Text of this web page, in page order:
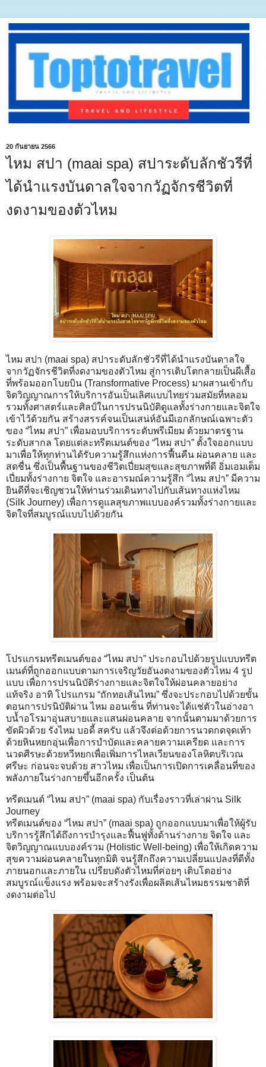
20 กันยายน 2566
ไหม สปา (maai spa) สปาระดับลักชัวรีที่
ได้นำแรงบันดาลใจจากวัฏจักรชีวิตที่
งดงามของตัวไหม
ไหม สปา (maai spa) สปาระดับลักชัวรีที่ได้นำแรงบันดาลใจ
จากวัฏจักรชีวิตที่งดงามของตัวไหม สู่การเติบโตกลายเป็นผีเสื้อ
ที่พร้อมออกโบยบิน (Transformative Process) มาผสานเข้ากับ
จิตวิญญาณการให้บริการอันเป็นเลิศแบบไทยร่วมสมัยที่หลอม
รวมทั้งศาสตร์และศิลป์ในการปรนนิบัติดูแลทั้งร่างกายและจิตใจ
เข้าไว้ด้วยกัน สร้างสรรค์จนเป็นเสน่ห์อันมีเอกลักษณ์เฉพาะตัว
ของ “ไหม สปา” เพื่อมอบบริการระดับพรีเมียม ด้วยมาตรฐาน
ระดับสากล โดยแต่ละทรีตเมนต์ของ “ไหม สปา” ตั้งใจออกแบบ
มาเพื่อให้ทุกท่านได้รับความรู้สึกแห่งการฟื้นคืน ผ่อนคลาย และ
สดชื่น ซึ่งเป็นพื้นฐานของชีวิตเปี่ยมสุขและสุขภาพที่ดี อิ่มเอมเต็ม
เปี่ยมทั้งร่างกาย จิตใจ และอารมณ์ความรู้สึก “ไหม สปา” มีความ
ยินดีที่จะเชิญชวนให้ท่านร่วมเดินทางไปกับเส้นทางแห่งไหม
(Silk Journey) เพื่อการดูแลสุขภาพแบบองค์รวมทั้งร่างกายและ
จิตใจที่สมบูรณ์แบบไปด้วยกัน
โปรแกรมทรีตเมนต์ของ “ไหม สปา” ประกอบไปด้วยรูปแบบทรีต
เมนต์ที่ถูกออกแบบตามการเจริญวัยอันงดงามของตัวไหม 4 รูป
แบบ เพื่อการปรนนิบัติร่างกายและจิตใจให้ผ่อนคลายอย่าง
แท้จริง อาทิ โปรแกรม “ถักทอเส้นไหม” ซึ่งจะประกอบไปด้วยขั้น
ตอนการปรนิบัติผ่าน ไหม ออนเซ็น ที่ท่านจะได้แช่ตัวในอ่างอา
บน้ำอโรมาอุ่นสบายและแสนผ่อนคลาย จากนั้นตามมาด้วยการ
ขัดผิวด้วย รังไหม บอดี้ สครับ แล้วจึงต่อด้วยการนวดกดจุดเท้า
ด้วยหินหยกอุ่นเพื่อการบำบัดและคลายความเครียด และการ
นวดศีรษะด้วยหวีหยกเพื่อเพิ่มการไหลเวียนของโลหิตบริเวณ
ศรีษะ ก่อนจะจบด้วย สาวไหม เพื่อเป็นการเปิดการเคลื่อนที่ของ
พลังภายในร่างกายขึ้นอีกครั้ง เป็นต้น
ทรีตเมนต์ “ไหม สปา” (maai spa) กับเรื่องราวที่เล่าผ่าน Silk
Journey
ทรีตเมนต์ของ “ไหม สปา” (maai spa) ถูกออกแบบมาเพื่อให้ผู้รับ
บริการรู้สึกได้ถึงการบำรุงและฟื้นฟูทั้งด้านร่างกาย จิตใจ และ
จิตวิญญาณแบบองค์รวม (Holistic Well-being) เพื่อให้เกิดความ
สุขความผ่อนคลายในทุกมิติ จนรู้สึกถึงความเปลี่ยนแปลงที่ดีทั้ง
ภายนอกและภายใน เปรียบดังตัวไหมที่ค่อยๆ เติบโตอย่าง
สมบูรณ์แข็งแรง พร้อมจะสร้างรังเพื่อผลิตเส้นไหมธรรมชาติที่
งดงามต่อไป